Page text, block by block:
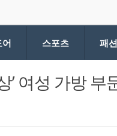
어 스포츠 패션
’ 여성 가방 부